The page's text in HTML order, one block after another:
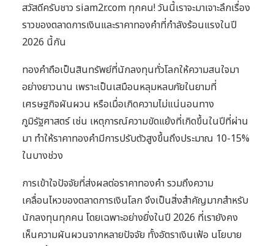
สวัสดีครับชาว siam2r.com ทุกคน! วันนี้เราจะมาเจาะลึกเรื่อง
ราวของตลาดการเงินและราคาทองคำที่กำลังร้อนแรงในปี
2026 นี้กัน
ทองคำถือเป็นสินทรัพย์ที่นักลงทุนทั่วโลกให้ความสนใจมา
อย่างยาวนาน เพราะเป็นเสมือนหลุมหลบภัยในยามที่
เศรษฐกิจผันผวน หรือเมื่อเกิดความไม่แน่นอนทาง
ภูมิรัฐศาสตร์ เช่น เหตุการณ์ความขัดแย้งที่เกิดขึ้นในปีที่ผ่าน
มา ทำให้ราคาทองคำมีการปรับตัวสูงขึ้นถึงประมาณ 10-15%
ในบางช่วง
การเข้าใจปัจจัยที่ส่งผลต่อราคาทองคำ รวมถึงความ
เคลื่อนไหวของตลาดการเงินโลก จึงเป็นสิ่งสำคัญมากสำหรับ
นักลงทุนทุกคน โดยเฉพาะอย่างยิ่งในปี 2026 ที่เรายังคง
เห็นความผันผวนจากหลายปัจจัย ทั้งอัตราเงินเฟ้อ นโยบาย